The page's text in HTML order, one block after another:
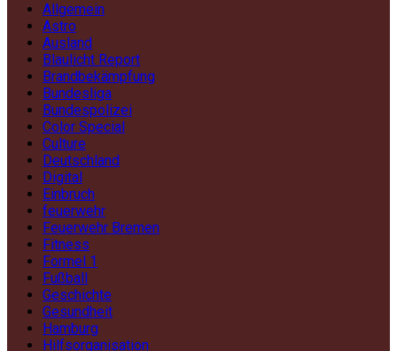
Allgemein
Astro
Ausland
Blaulicht Report
Brandbekämpfung
Bundesliga
Bundespolizei
Color Special
Culture
Deutschland
Digital
Einbruch
feuerwehr
Feuerwehr Bremen
Fitness
Formel 1
Fußball
Geschichte
Gesundheit
Hamburg
Hilfsorganisation